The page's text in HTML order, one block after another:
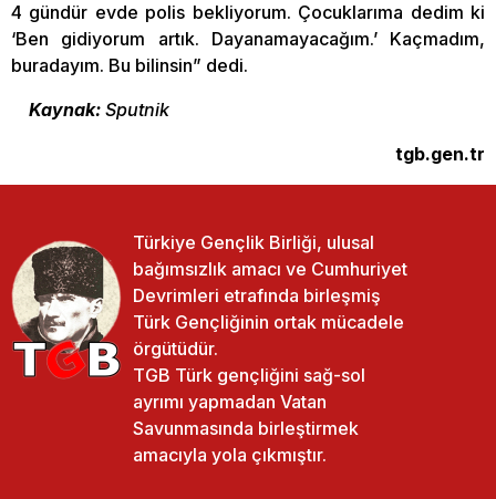
4 gündür evde polis bekliyorum. Çocuklarıma dedim ki
‘Ben gidiyorum artık. Dayanamayacağım.’ Kaçmadım,
buradayım. Bu bilinsin” dedi.
Kaynak: Sputnik
tgb.gen.tr
Türkiye Gençlik Birliği, ulusal
bağımsızlık amacı ve Cumhuriyet
Devrimleri etrafında birleşmiş
Türk Gençliğinin ortak mücadele
örgütüdür.
TGB Türk gençliğini sağ-sol
ayrımı yapmadan Vatan
Savunmasında birleştirmek
amacıyla yola çıkmıştır.